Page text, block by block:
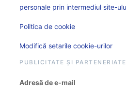
personale prin intermediul site-
Politica de cookie
Modifică setarile cookie-urilor
PUBLICITATE ȘI PARTENERIATE
Adresă de e-mail